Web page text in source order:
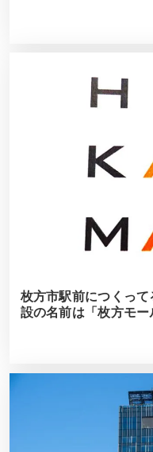
枚方市駅前につくっ
設の名前は「枚方モー